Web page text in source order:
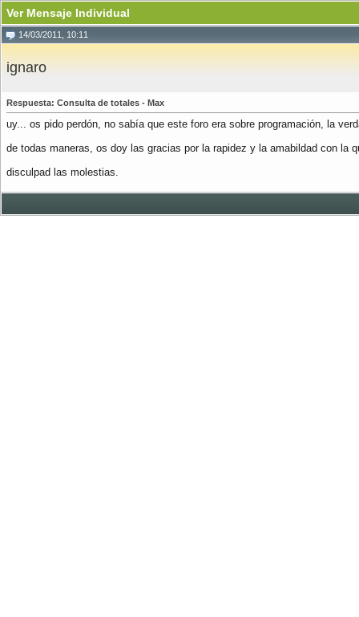
Ver Mensaje Individual
14/03/2011, 10:11
ignaro
Respuesta: Consulta de totales - Max
uy... os pido perdón, no sabía que este foro era sobre programación, la
de todas maneras, os doy las gracias por la rapidez y la amabildad con la
disculpad las molestias.